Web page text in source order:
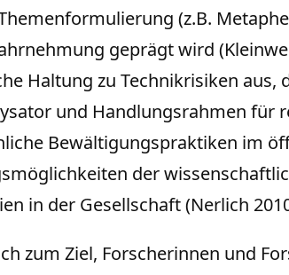
(z.B.
geprägt wird
Haltung zu Technikrisiken
und Handlungsrahmen
Bewältigungspraktiken im
der
in der Gesellschaft (Nerlich
zum Ziel, Forscherinnen und